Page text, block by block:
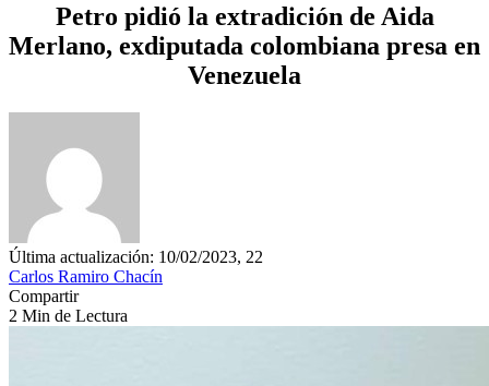
Petro pidió la extradición de Aida
Merlano, exdiputada colombiana presa en
Venezuela
Última actualización: 10/02/2023, 22
Carlos Ramiro Chacín
Compartir
2 Min de Lectura